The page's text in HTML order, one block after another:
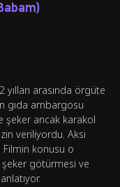
yılları arasında örgüte
gıda ambargosu
şeker ancak karakol
veriliyordu. Aksi
Filmin konusu o
götürmesi ve